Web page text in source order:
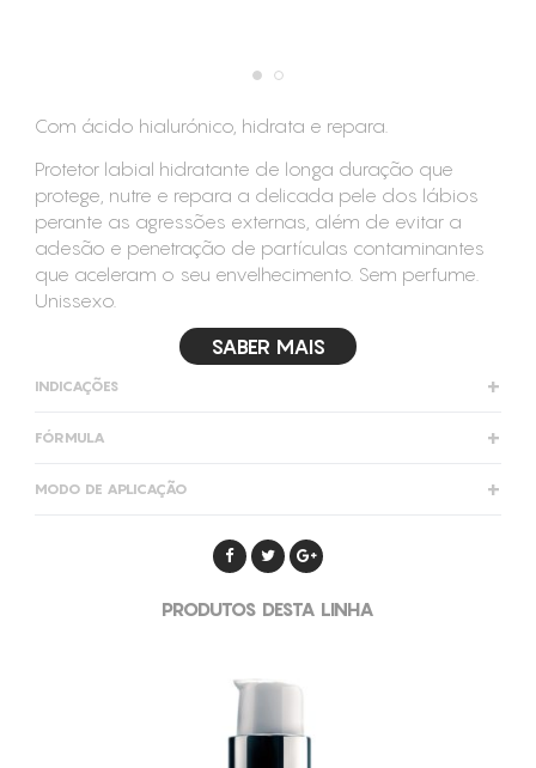
Com ácido hialurónico, hidrata e repara.
Protetor labial hidratante de longa duração que
protege, nutre e repara a delicada pele dos lábios
perante as agressões externas, além de evitar a
adesão e penetração de partículas contaminantes
que aceleram o seu envelhecimento. Sem perfume.
Unissexo.
SABER MAIS
INDICAÇÕES
FÓRMULA
Manteigas e ceras vegetais
Concentrado de Pantenol
MODO DE APLICAÇÃO
PRODUTOS DESTA LINHA